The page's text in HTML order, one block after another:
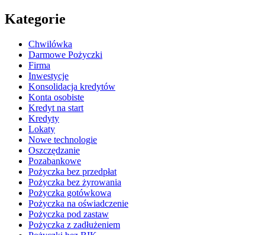
Kategorie
Chwilówka
Darmowe Pożyczki
Firma
Inwestycje
Konsolidacja kredytów
Konta osobiste
Kredyt na start
Kredyty
Lokaty
Nowe technologie
Oszczędzanie
Pozabankowe
Pożyczka bez przedpłat
Pożyczka bez żyrowania
Pożyczka gotówkowa
Pożyczka na oświadczenie
Pożyczka pod zastaw
Pożyczka z zadłużeniem